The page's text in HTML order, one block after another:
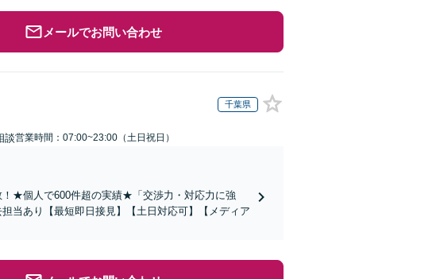
メールでお問い合わせ
千葉県
談営業時間：07:00~23:00（土日祝日）
！★個人で600件超の実績★「交渉力・対応力に強
当あり【最短即日接見】【土日対応可】【メディア